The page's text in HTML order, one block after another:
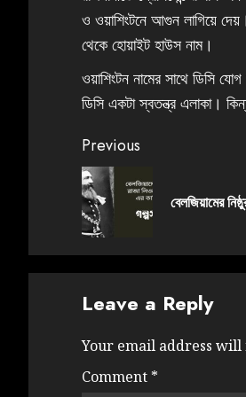
ও ওয়াশিংটনে আগুন লাগিয়ে
থেকে হোয়াইট হাউস নাম।
ওয়াশিংটন নামের সাথে ডিসি
ডিসি একটা স্বতন্ত্র এলাকা।
Previous
বেলজিয়ামের
Leave a Reply
Your email address will
Comment *